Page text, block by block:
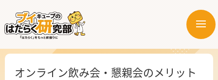
メ
ー
はたらく部署
オンライン飲み会・懇親会のメリット